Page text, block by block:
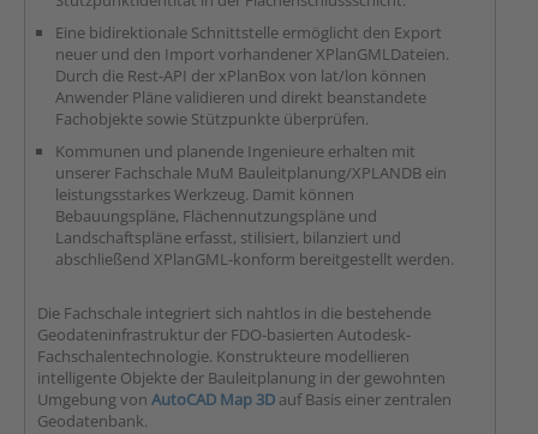
Eine bidirektionale Schnittstelle ermöglicht den Export
neuer und den Import vorhandener XPlanGMLDateien.
Durch die Rest-API der xPlanBox von lat/lon können
Anwender Pläne validieren und direkt beanstandete
Fachobjekte sowie Stützpunkte überprüfen.
Kommunen und planende Ingenieure erhalten mit
unserer Fachschale MuM Bauleitplanung/XPLANDB ein
leistungsstarkes Werkzeug. Damit können
Bebauungspläne, Flächennutzungspläne und
Landschaftspläne erfasst, stilisiert, bilanziert und
abschließend XPlanGML-konform bereitgestellt werden.
Die Fachschale integriert sich nahtlos in die bestehende
Geodateninfrastruktur der FDO-basierten Autodesk-
Fachschalentechnologie. Konstrukteure modellieren
intelligente Objekte der Bauleitplanung in der gewohnten
Umgebung von AutoCAD Map 3D auf Basis einer zentralen
Geodatenbank.